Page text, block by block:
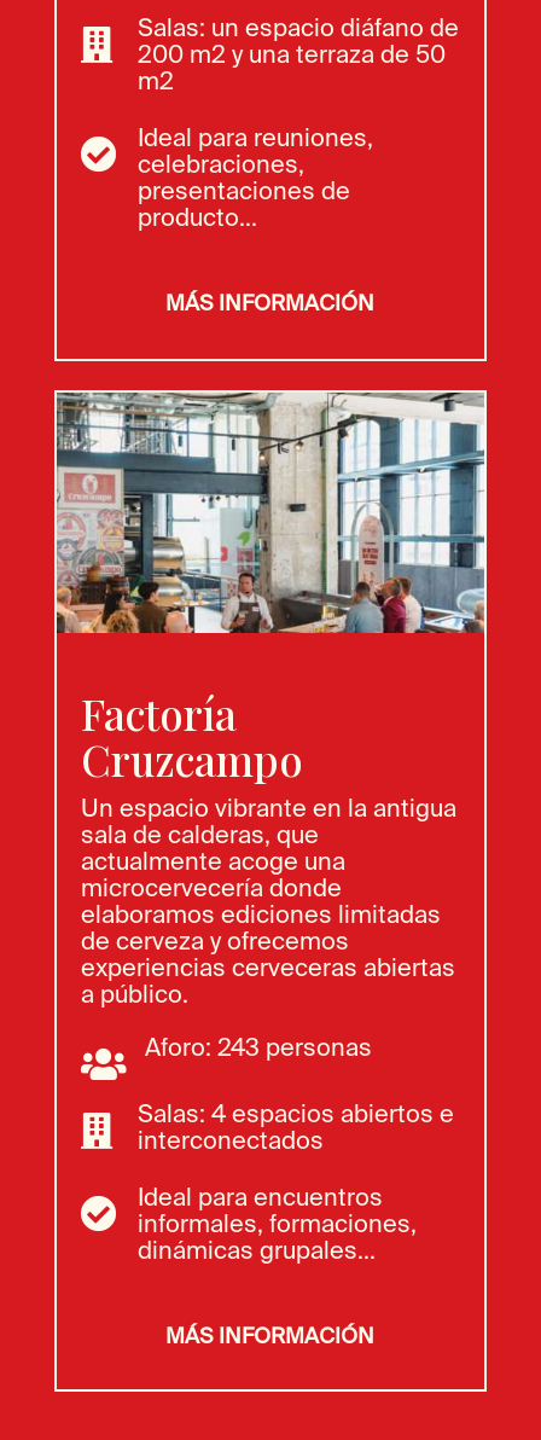

Salas: un espacio diáfano de
200 m2 y una terraza de 50
m2

Ideal para reuniones,
celebraciones,
presentaciones de
producto...
MÁS INFORMACIÓN
Factoría
Cruzcampo
Un espacio vibrante en la antigua
sala de calderas, que
actualmente acoge una
microcervecería donde
elaboramos ediciones limitadas
de cerveza y ofrecemos
experiencias cerveceras abiertas
a público.
 Aforo: 243 personas

Salas: 4 espacios abiertos e
interconectados

Ideal para encuentros
informales, formaciones,
dinámicas grupales...
MÁS INFORMACIÓN